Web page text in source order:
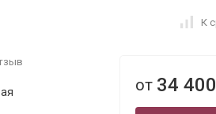
К
от 34 400